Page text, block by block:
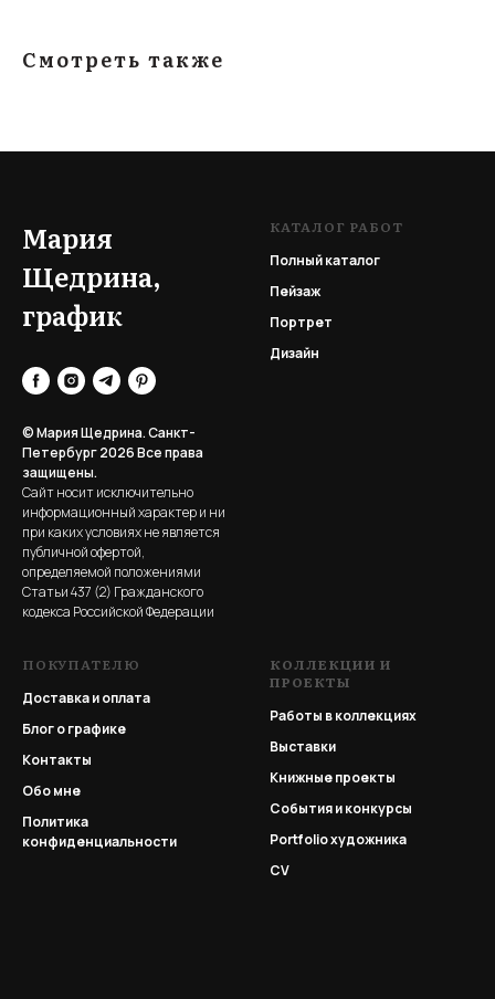
Смотреть также
Мария
Щедрина,
график
© Мария Щедрина. Санкт-
Петербург 2026Все права
защищены.
Сайт носит исключительно
информационный характер и ни
при каких условиях не является
публичной офертой,
определяемой положениями
Статьи 437 (2) Гражданского
кодекса Российской Федерации
КАТАЛОГ РАБОТ
Полный каталог
Пейзаж
Портрет
Дизайн
ПОКУПАТЕЛЮ
Доставка и оплата
Блог о графике
Контакты
Обо мне
Политика
конфиденциальности
КОЛЛЕКЦИИ И
ПРОЕКТЫ
Работы в коллекциях
Выставки
Книжные проекты
События и конкурсы
Portfolioхудожника
CV